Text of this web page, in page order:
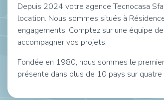
Depuis 2024 votre agence Tecnocasa
location. Nous sommes situés à
engagements. Comptez sur une équipe
accompagner vos projets.
Fondée en 1980, nous sommes le
présente dans plus de 10 pays sur